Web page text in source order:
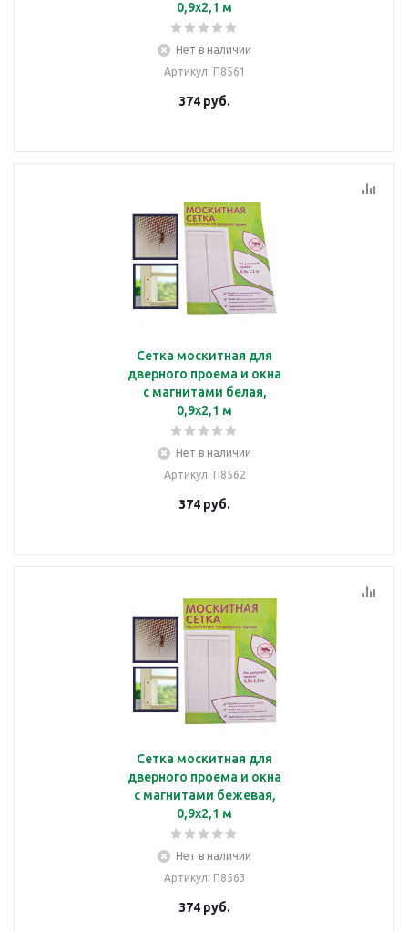
0,9х2,1 м
Нет в наличии
Артикул: П8561
374 руб.
Сетка москитная для
дверного проема и окна
с магнитами белая,
0,9х2,1 м
Нет в наличии
Артикул: П8562
374 руб.
Сетка москитная для
дверного проема и окна
с магнитами бежевая,
0,9х2,1 м
Нет в наличии
Артикул: П8563
374 руб.